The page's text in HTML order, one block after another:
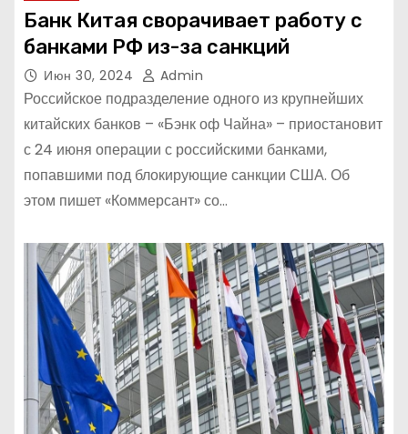
Банк Китая сворачивает работу с
банками РФ из-за санкций
Июн 30, 2024 Admin
Российское подразделение одного из крупнейших
китайских банков – «Бэнк оф Чайна» – приостановит
с 24 июня операции с российскими банками,
попавшими под блокирующие санкции США. Об
этом пишет «Коммерсант» со…